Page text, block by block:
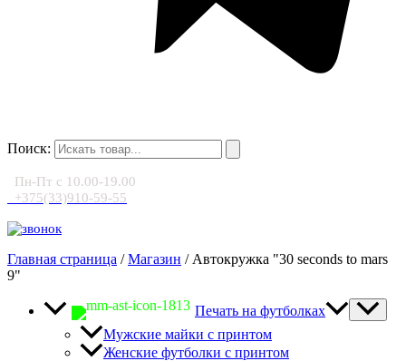
Поиск:
Пн-Пт с 10.00-19.00
+375(33)910-59-55
Главная страница /Магазин /Автокружка "30 seconds to mars
9"
Печать на футболках
Мужские майки с принтом
Женские футболки с принтом